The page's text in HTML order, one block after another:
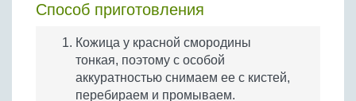
Способ приготовления
Кожица у красной смородины
тонкая, поэтому с особой
аккуратностью снимаем ее с кистей,
перебираем и промываем.